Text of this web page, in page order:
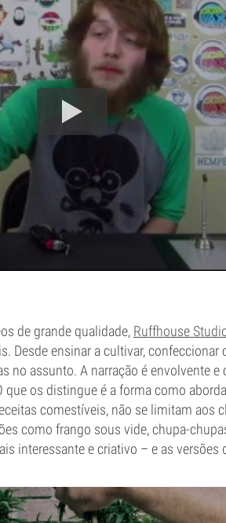
de grande qualidade, Ruffhouse
Desde ensinar a cultivar,
no assunto. A narração é envolvente e
que os distingue é a forma como
comestíveis, não se limitam aos
como frango sous vide, chupa-
interessante e criativo – e as versões